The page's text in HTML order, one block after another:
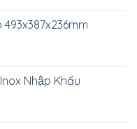
Nhập Khẩu